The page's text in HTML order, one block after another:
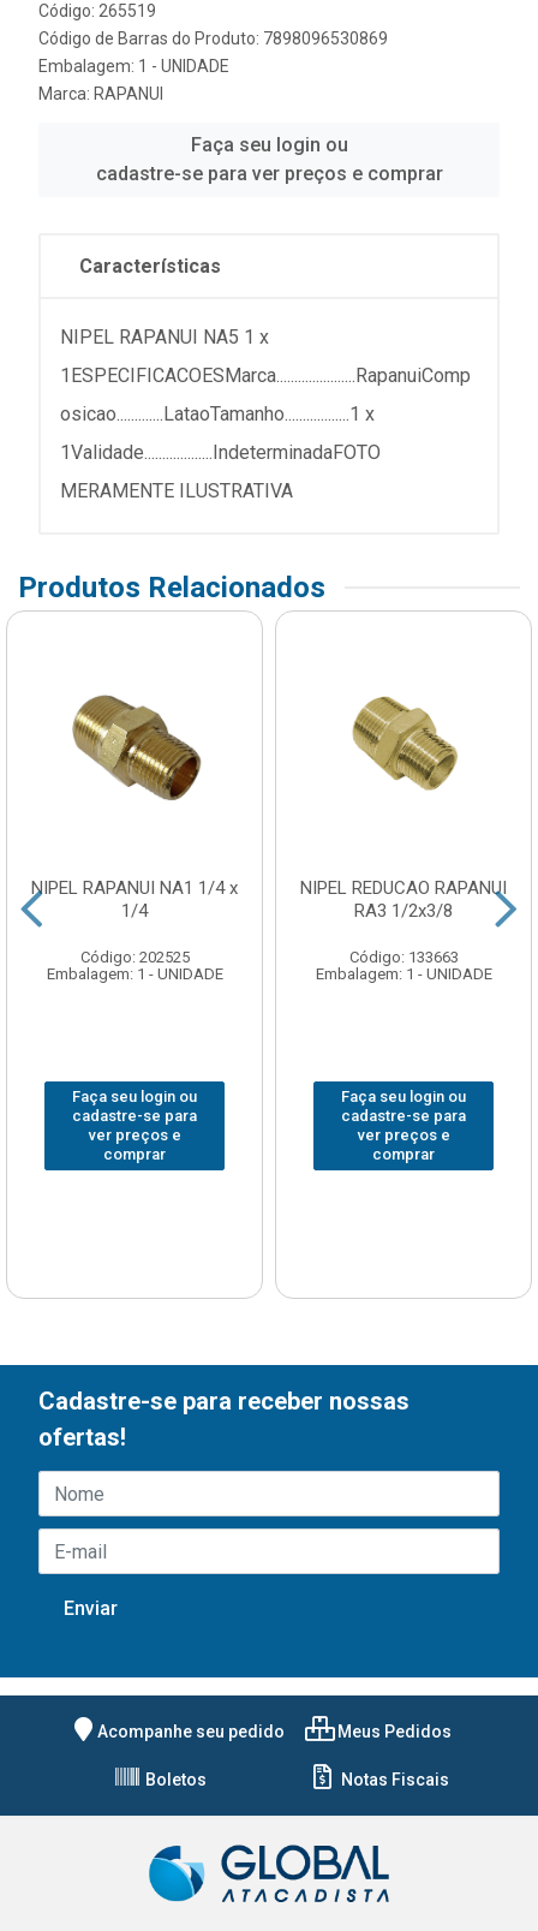
Código: 265519
Código de Barras do Produto: 7898096530869
Embalagem: 1 - UNIDADE
Marca: RAPANUI
Faça seu login ou
cadastre-se para ver preços e comprar
Características
NIPEL RAPANUI NA5 1 x
1ESPECIFICACOESMarca......................RapanuiComp
osicao.............LataoTamanho..................1 x
1Validade...................IndeterminadaFOTO
MERAMENTE ILUSTRATIVA
Produtos Relacionados
NIPEL RAPANUI NA1 1/4 x
1/4
Código: 202525
Embalagem: 1 - UNIDADE
Faça seu login ou
cadastre-se para
ver preços e
comprar
NIPEL REDUCAO RAPANUI
RA3 1/2x3/8
Código: 133663
Embalagem: 1 - UNIDADE
Faça seu login ou
cadastre-se para
ver preços e
comprar
Cadastre-se para receber nossas
ofertas!
Acompanhe seu pedido Meus Pedidos
Boletos Notas Fiscais